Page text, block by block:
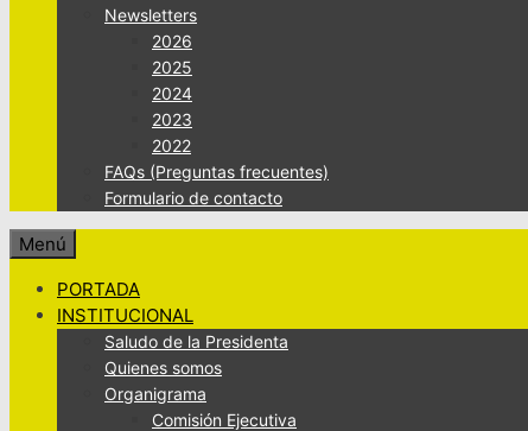
Newsletters
2026
2025
2024
2023
2022
FAQs (Preguntas frecuentes)
Formulario de contacto
Menú
PORTADA
INSTITUCIONAL
Saludo de la Presidenta
Quienes somos
Organigrama
Comisión Ejecutiva